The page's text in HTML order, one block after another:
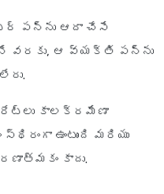
పన్ను ఆదా చేసే
వరకు, ఆ వ్యక్తి పన్ను
కాలక్రమేణా
ఉంటుంది మరియు
కాదు.